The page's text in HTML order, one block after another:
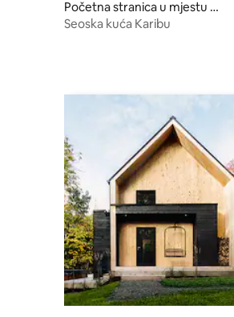
Početna stranica u mjestu Mo
shi Urban
Seoska kuća Karibu